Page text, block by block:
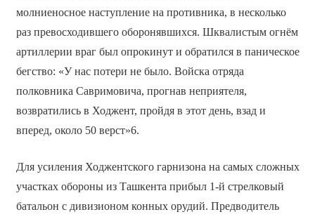
молниеносное наступление на противника, в несколько
раз превосходившего оборонявшихся. Шквалистым огнём
артиллерии враг был опрокинут и обратился в паническое
бегство: «У нас потери не было. Войска отряда
полковника Савримовича, прогнав неприятеля,
возвратились в Ходжент, пройдя в этот день, взад и
вперед, около 50 верст»6.
Для усиления Ходжентского гарнизона на самых сложных
участках обороны из Ташкента прибыл 1-й стрелковый
батальон с дивизионом конных орудий. Предводитель